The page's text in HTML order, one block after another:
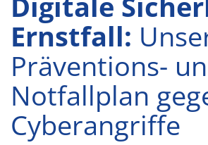
Ernstfall:
Präventions-
Notfallplan
Cyberangriffe